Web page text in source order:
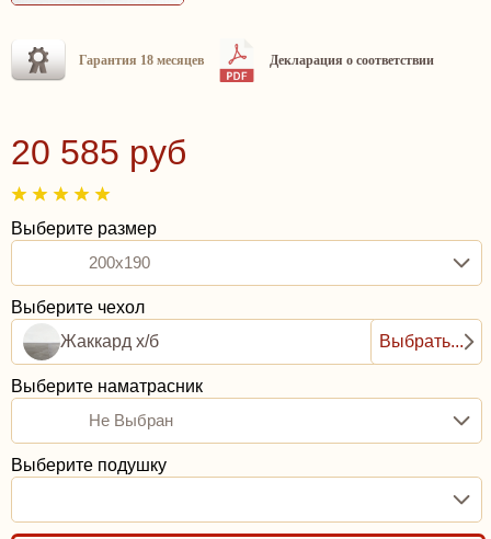
Гарантия 18 месяцев Декларация о соответствии
20 585 руб
Выберите размер
200x190
Выберите чехол
Жаккард х/б
Выбрать...
Выберите наматрасник
Не Выбран
Выберите подушку